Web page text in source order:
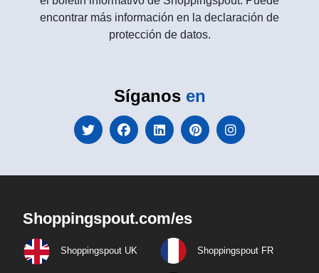
encontrar más información en la declaración de
protección de datos.
Síganos en
Shoppingspout.com/es
Shoppingspout UK Shoppingspout FR